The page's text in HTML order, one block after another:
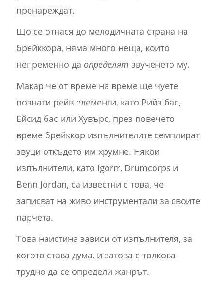
пренареждат.
Що се отнася до мелодичната страна на
брейккора, няма много неща, които
непременно да определят звученето му.
Макар че от време на време ще чуете
познати рейв елементи, като Рийз бас,
Ейсид бас или Хувърс, през повечето
време брейккор изпълнителите семплират
звуци откъдето им хрумне. Някои
изпълнители, като Igorrr, Drumcorps и
Benn Jordan, са известни с това, че
записват на живо инструментали за своите
парчета.
Това наистина зависи от изпълнителя, за
когото става дума, и затова е толкова
трудно да се определи жанрът.